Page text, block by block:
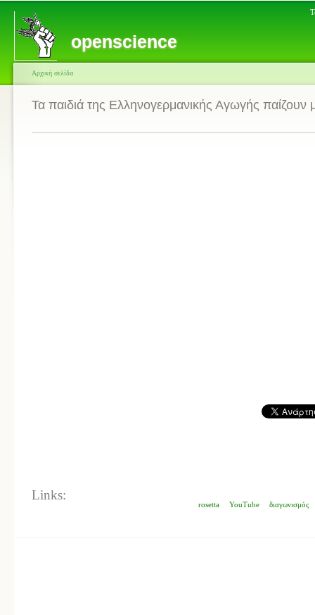
openscience
Αρχική σελίδα
Τα παιδιά της Ελληνογερμανικής Αγωγής παίζουν
rosetta YouTube διαγωνισμός
Links: